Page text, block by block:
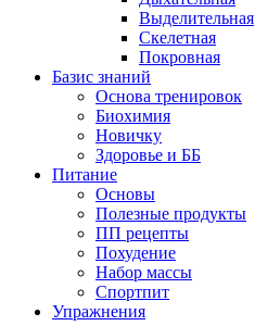
Выделительная
Скелетная
Покровная
Базис знаний
Основа тренировок
Биохимия
Новичку
Здоровье и ББ
Питание
Основы
Полезные продукты
ПП рецепты
Похудение
Набор массы
Спортпит
Упражнения